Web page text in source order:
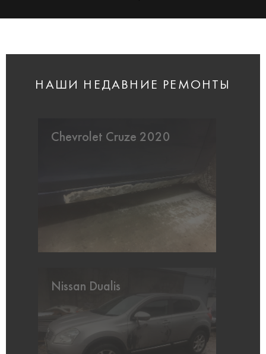
НАШИ НЕДАВНИЕ РЕМОНТЫ
Chevrolet Cruze 2020
Nissan Dualis